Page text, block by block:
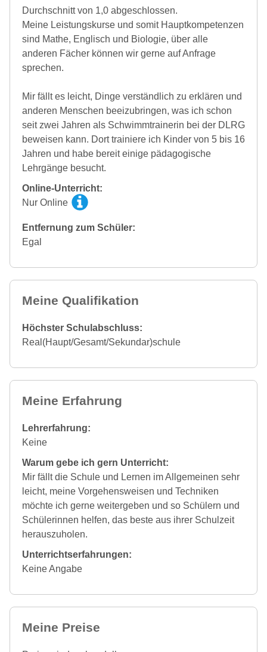
Durchschnitt von 1,0 abgeschlossen.
Meine Leistungskurse und somit Hauptkompetenzen
sind Mathe, Englisch und Biologie, über alle
anderen Fächer können wir gerne auf Anfrage
sprechen.
Mir fällt es leicht, Dinge verständlich zu erklären und
anderen Menschen beeizubringen, was ich schon
seit zwei Jahren als Schwimmtrainerin bei der DLRG
beweisen kann. Dort trainiere ich Kinder von 5 bis 16
Jahren und habe bereit einige pädagogische
Lehrgänge besucht.
Online-Unterricht:
Nur Online
Entfernung zum Schüler:
Egal
Meine Qualifikation
Höchster Schulabschluss:
Real(Haupt/Gesamt/Sekundar)schule
Meine Erfahrung
Lehrerfahrung:
Keine
Warum gebe ich gern Unterricht:
Mir fällt die Schule und Lernen im Allgemeinen sehr
leicht, meine Vorgehensweisen und Techniken
möchte ich gerne weitergeben und so Schülern und
Schülerinnen helfen, das beste aus ihrer Schulzeit
herauszuholen.
Unterrichtserfahrungen:
Keine Angabe
Meine Preise